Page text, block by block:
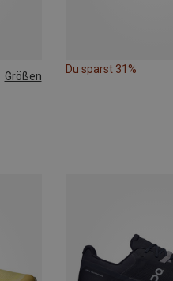
Größen
Du sparst 31%